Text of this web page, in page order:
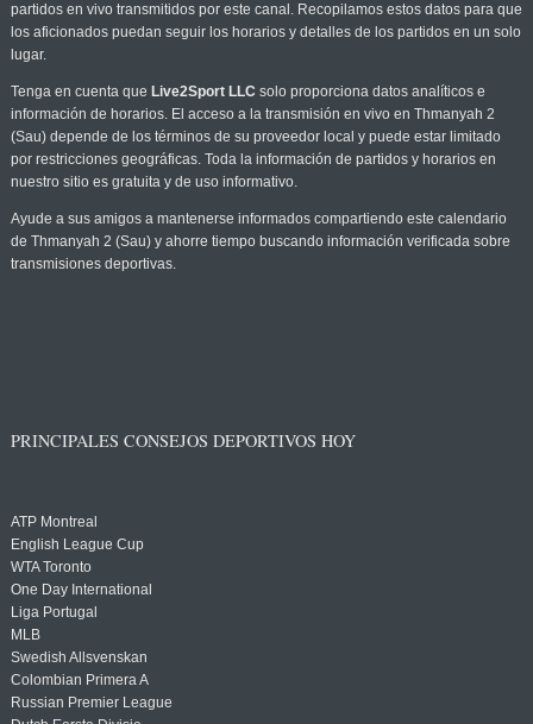
partidos en vivo transmitidos por este canal. Recopilamos estos datos para que
los aficionados puedan seguir los horarios y detalles de los partidos en un solo
lugar.
Tenga en cuenta que Live2Sport LLC solo proporciona datos analíticos e
información de horarios. El acceso a la transmisión en vivo en Thmanyah 2
(Sau) depende de los términos de su proveedor local y puede estar limitado
por restricciones geográficas. Toda la información de partidos y horarios en
nuestro sitio es gratuita y de uso informativo.
Ayude a sus amigos a mantenerse informados compartiendo este calendario
de Thmanyah 2 (Sau) y ahorre tiempo buscando información verificada sobre
transmisiones deportivas.
PRINCIPALES CONSEJOS DEPORTIVOS HOY
ATP Montreal
English League Cup
WTA Toronto
One Day International
Liga Portugal
MLB
Swedish Allsvenskan
Colombian Primera A
Russian Premier League